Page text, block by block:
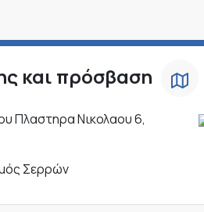
και πρόσβαση
Πλαστηρα Νικολαου 6,
Σερρών